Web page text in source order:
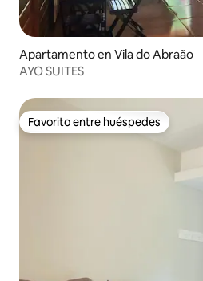
Apartamento en Vila do Abraão
AYO SUITES
Favorito entre huéspedes
Favorito entre huéspedes